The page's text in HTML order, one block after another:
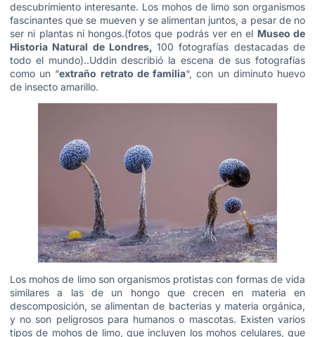
descubrimiento interesante. Los mohos de limo son organismos
fascinantes que se mueven y se alimentan juntos, a pesar de no
ser ni plantas ni hongos.(fotos que podrás ver en el Museo de
Historia Natural de Londres,100 fotografías destacadas de
todo el mundo)..Uddin describió la escena de sus fotografías
como un “extraño retrato de familia“, con un diminuto huevo
de insecto amarillo.
Los mohos de limo son organismos protistas con formas de vida
similares a las de un hongo que crecen en materia en
descomposición, se alimentan de bacterias y materia orgánica,
y no son peligrosos para humanos o mascotas. Existen varios
tipos de mohos de limo, que incluyen los mohos celulares, que